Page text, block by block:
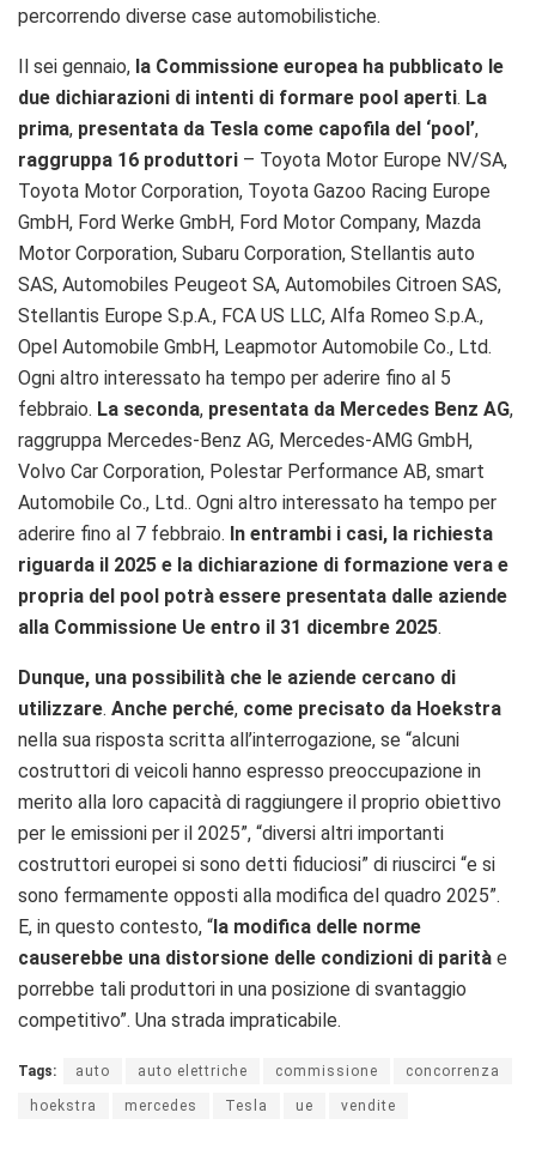
percorrendo diverse case automobilistiche.
Il sei gennaio, la Commissione europea ha pubblicato le
due dichiarazioni di intenti di formare pool aperti. La
prima, presentata da Tesla come capofila del ‘pool’,
raggruppa 16 produttori – Toyota Motor Europe NV/SA,
Toyota Motor Corporation, Toyota Gazoo Racing Europe
GmbH, Ford Werke GmbH, Ford Motor Company, Mazda
Motor Corporation, Subaru Corporation, Stellantis auto
SAS, Automobiles Peugeot SA, Automobiles Citroen SAS,
Stellantis Europe S.p.A., FCA US LLC, Alfa Romeo S.p.A.,
Opel Automobile GmbH, Leapmotor Automobile Co., Ltd.
Ogni altro interessato ha tempo per aderire fino al 5
febbraio. La seconda, presentata da Mercedes Benz AG,
raggruppa Mercedes-Benz AG, Mercedes-AMG GmbH,
Volvo Car Corporation, Polestar Performance AB, smart
Automobile Co., Ltd.. Ogni altro interessato ha tempo per
aderire fino al 7 febbraio. In entrambi i casi, la richiesta
riguarda il 2025 e la dichiarazione di formazione vera e
propria del pool potrà essere presentata dalle aziende
alla Commissione Ue entro il 31 dicembre 2025.
Dunque, una possibilità che le aziende cercano di
utilizzare. Anche perché, come precisato da Hoekstra
nella sua risposta scritta all’interrogazione, se “alcuni
costruttori di veicoli hanno espresso preoccupazione in
merito alla loro capacità di raggiungere il proprio obiettivo
per le emissioni per il 2025”, “diversi altri importanti
costruttori europei si sono detti fiduciosi” di riuscirci “e si
sono fermamente opposti alla modifica del quadro 2025”.
E, in questo contesto, “ la modifica delle norme
causerebbe una distorsione delle condizioni di parità e
porrebbe tali produttori in una posizione di svantaggio
competitivo”. Una strada impraticabile.
Tags: auto auto elettriche commissione concorrenza
hoekstra mercedes Tesla ue vendite